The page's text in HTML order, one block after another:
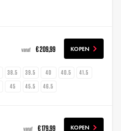
vanaf € 209,99 KOPEN
38.5 39.5 40 40.5
41.5
45 45.5 46.5
vanaf € 179,99 KOPEN